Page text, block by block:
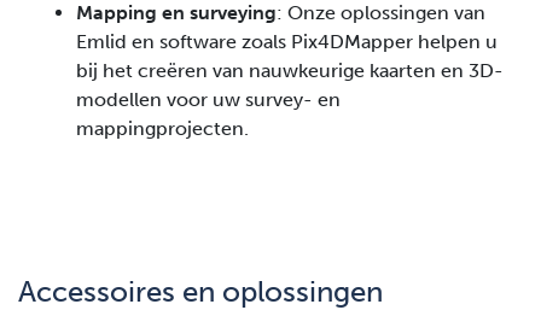
Mapping en surveying: Onze oplossingen van
Emlid en software zoals Pix4DMapper helpen u
bij het creëren van nauwkeurige kaarten en 3D-
modellen voor uw survey- en
mappingprojecten.
Accessoires en oplossingen